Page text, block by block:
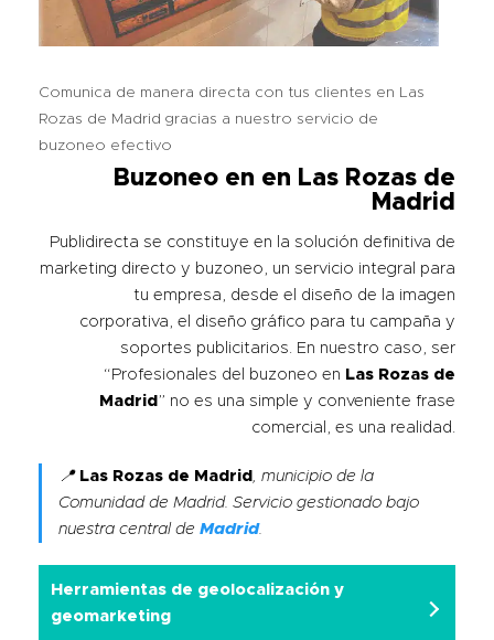
Comunica de manera directa con tus clientes en Las
Rozas de Madrid gracias a nuestro servicio de
buzoneo efectivo
Buzoneo en en Las Rozas de
Madrid
Publidirecta se constituye en la solución definitiva de
marketing directo y buzoneo, un servicio integral para
tu empresa, desde el diseño de la imagen
corporativa, el diseño gráfico para tu campaña y
soportes publicitarios. En nuestro caso, ser
“Profesionales del buzoneo en Las Rozas de
Madrid ” no es una simple y conveniente frase
comercial, es una realidad.
📍 Las Rozas de Madrid
, municipio de la
Comunidad de Madrid. Servicio gestionado bajo
nuestra central de Madrid.
Herramientas de geolocalización y
geomarketing